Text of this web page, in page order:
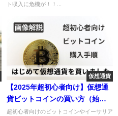
ト収入に危機が！！...
仮想通貨
【2025年超初心者向け】仮想通
貨ビットコインの買い方（始め
方）やさしい図解付き！
超初心者向けのビットコインやイーサリア